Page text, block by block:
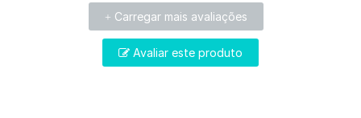
+ Carregar mais avaliações
Avaliar este produto